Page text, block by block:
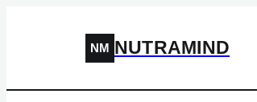
NM NUTRAMIND